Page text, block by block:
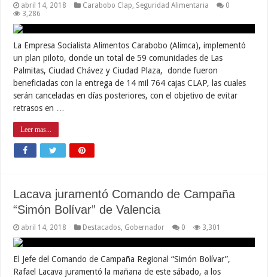
abril 14, 2018 Carabobo Clap Seguridad Alimentaria
0
3,286
La Empresa Socialista Alimentos Carabobo (Alimca), implementó
un plan piloto, donde un total de 59 comunidades de Las
Palmitas, Ciudad Chávez y Ciudad Plaza, donde fueron
beneficiadas con la entrega de 14 mil 764 cajas CLAP, las cuales
serán canceladas en días posteriores, con el objetivo de evitar
retrasos en …
Leer mas...
Lacava juramentó Comando de Campaña
“Simón Bolívar” de Valencia
abril 14, 2018 Destacados Gobernador 0 3,301
El Jefe del Comando de Campaña Regional “Simón Bolívar”,
Rafael Lacava juramentó la mañana de este sábado, a los